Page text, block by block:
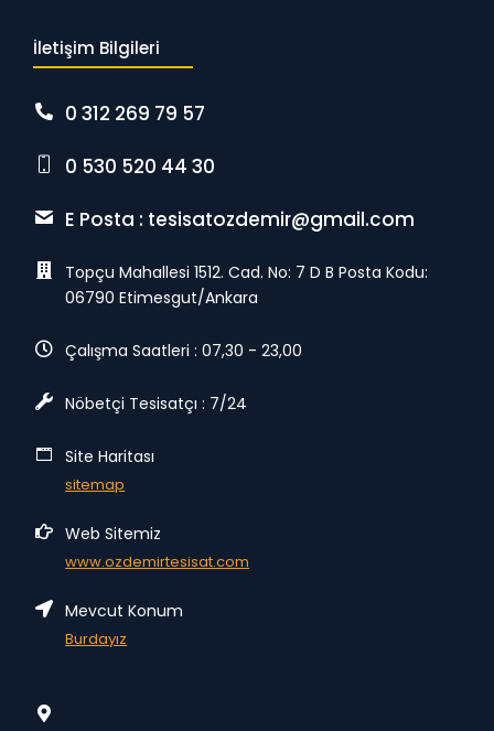
İletişim Bilgileri
0 312 269 79 57
0 530 520 44 30
E Posta : tesisatozdemir@gmail.com
Topçu Mahallesi 1512. Cad. No: 7 D B Posta Kodu:
06790 Etimesgut/Ankara
Çalışma Saatleri : 07,30 - 23,00
Nöbetçi Tesisatçı : 7/24
Site Haritası
sitemap
Web Sitemiz
www.ozdemirtesisat.com
Mevcut Konum
Burdayız